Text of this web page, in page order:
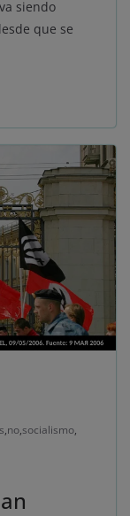
siendo
que se
,no,socialismo,